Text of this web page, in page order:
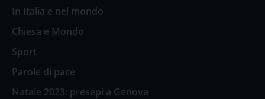
In Italia e nel mondo
Chiesa e Mondo
Sport
Parole di pace
Natale 2023: presepi a Genova